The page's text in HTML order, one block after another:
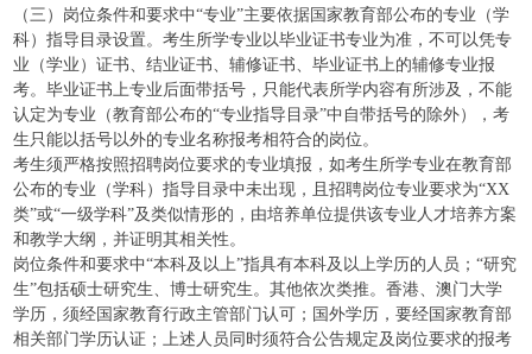
（三）岗位条件和要求中“专业”主要依据国家教育部公布的专业（学
科）指导目录设置。考生所学专业以毕业证书专业为准，不可以凭专
业（学业）证书、结业证书、辅修证书、毕业证书上的辅修专业报
考。毕业证书上专业后面带括号，只能代表所学内容有所涉及，不能
认定为专业（教育部公布的“专业指导目录”中自带括号的除外），考
生只能以括号以外的专业名称报考相符合的岗位。
考生须严格按照招聘岗位要求的专业填报，如考生所学专业在教育部
公布的专业（学科）指导目录中未出现，且招聘岗位专业要求为“XX
类”或“一级学科”及类似情形的，由培养单位提供该专业人才培养方案
和教学大纲，并证明其相关性。
岗位条件和要求中“本科及以上”指具有本科及以上学历的人员；“研究
生”包括硕士研究生、博士研究生。其他依次类推。香港、澳门大学
学历，须经国家教育行政主管部门认可；国外学历，要经国家教育部
相关部门学历认证；上述人员同时须符合公告规定及岗位要求的报考